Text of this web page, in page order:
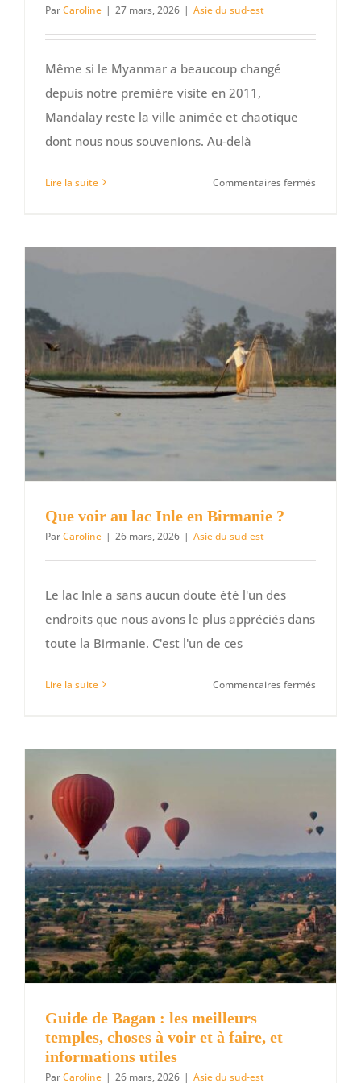
ParCaroline | 27 mars, 2026 | Asie du sud-est
Même si le Myanmar a beaucoup changé
depuis notre première visite en 2011,
Mandalay reste la ville animée et chaotique
dont nous nous souvenions. Au-delà
Lire la suite Commentaires ferméssur
ses
environs ?
Que voir au lac Inle en Birmanie ?
ParCaroline | 26 mars, 2026 | Asie du sud-est
Le lac Inle a sans aucun doute été l'un des
endroits que nous avons le plus appréciés dans
toute la Birmanie. C'est l'un de ces
Lire la suite Commentaires ferméssur
Birmanie
Guide de Bagan : les meilleurs
temples, choses à voir et à faire, et
informations utiles
ParCaroline | 26 mars, 2026 | Asie du sud-est